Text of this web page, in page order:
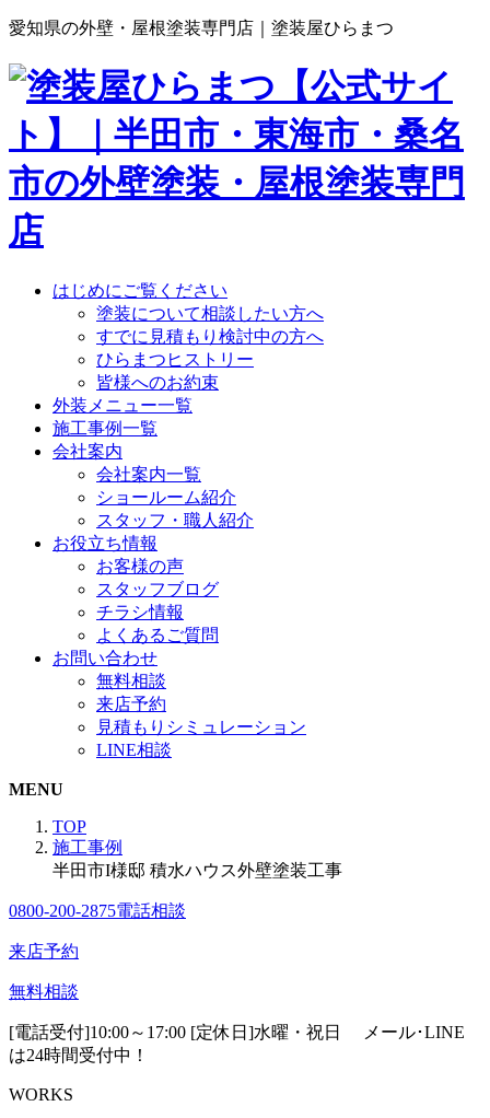
愛知県の外壁・屋根塗装専門店｜塗装屋ひらまつ
はじめにご覧ください
塗装について相談したい方へ
すでに見積もり検討中の方へ
ひらまつヒストリー
皆様へのお約束
外装メニュー一覧
施工事例一覧
会社案内
会社案内一覧
ショールーム紹介
スタッフ・職人紹介
お役立ち情報
お客様の声
スタッフブログ
チラシ情報
よくあるご質問
お問い合わせ
無料相談
来店予約
見積もりシミュレーション
LINE相談
MENU
TOP
施工事例
半田市I様邸 積水ハウス外壁塗装工事
0800-200-2875電話相談
来店予約
無料相談
[電話受付]10:00～17:00 [定休日]水曜・祝日
メール･LINE
は24時間受付中！
WORKS